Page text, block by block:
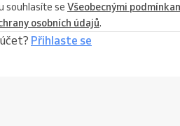
souhlasíte se Všeobecnými
osobních údajů.
Přihlaste se